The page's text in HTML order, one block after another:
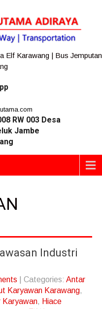
Elf Karawang | Bus Jemputan
RW 003 Desa
Jambe
Industri
| Categories: Antar
Karyawan Karawang,
Karyawan, Hiace